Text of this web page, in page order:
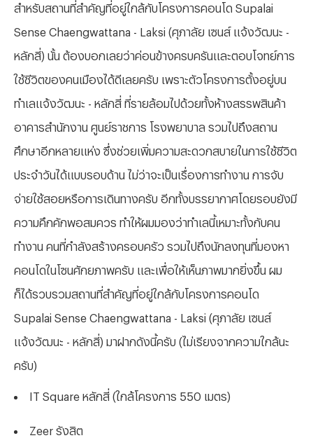
สำหรับสถานที่สำคัญที่อยู่ใกล้กับโครงการคอนโด Supalai
Sense Chaengwattana - Laksi (ศุภาลัย เซนส์ แจ้งวัฒนะ -
หลักสี่) นั้น ต้องบอกเลยว่าค่อนข้างครบครันและตอบโจทย์การ
ใช้ชีวิตของคนเมืองได้ดีเลยครับ เพราะตัวโครงการตั้งอยู่บน
ทำเลแจ้งวัฒนะ - หลักสี่ ที่รายล้อมไปด้วยทั้งห้างสรรพสินค้า
อาคารสำนักงาน ศูนย์ราชการ โรงพยาบาล รวมไปถึงสถาน
ศึกษาอีกหลายแห่ง ซึ่งช่วยเพิ่มความสะดวกสบายในการใช้ชีวิต
ประจำวันได้แบบรอบด้าน ไม่ว่าจะเป็นเรื่องการทำงาน การจับ
จ่ายใช้สอยหรือการเดินทางครับ อีกทั้งบรรยากาศโดยรอบยังมี
ความคึกคักพอสมควร ทำให้ผมมองว่าทำเลนี้เหมาะทั้งกับคน
ทำงาน คนที่กำลังสร้างครอบครัว รวมไปถึงนักลงทุนที่มองหา
คอนโดในโซนศักยภาพครับ และเพื่อให้เห็นภาพมากยิ่งขึ้น ผม
ก็ได้รวบรวมสถานที่สำคัญที่อยู่ใกล้กับโครงการคอนโด
Supalai Sense Chaengwattana - Laksi (ศุภาลัย เซนส์
แจ้งวัฒนะ - หลักสี่) มาฝากดังนี้ครับ (ไม่เรียงจากความใกล้นะ
ครับ)
IT Square หลักสี่ (ใกล้โครงการ 550 เมตร)
Zeer รังสิต